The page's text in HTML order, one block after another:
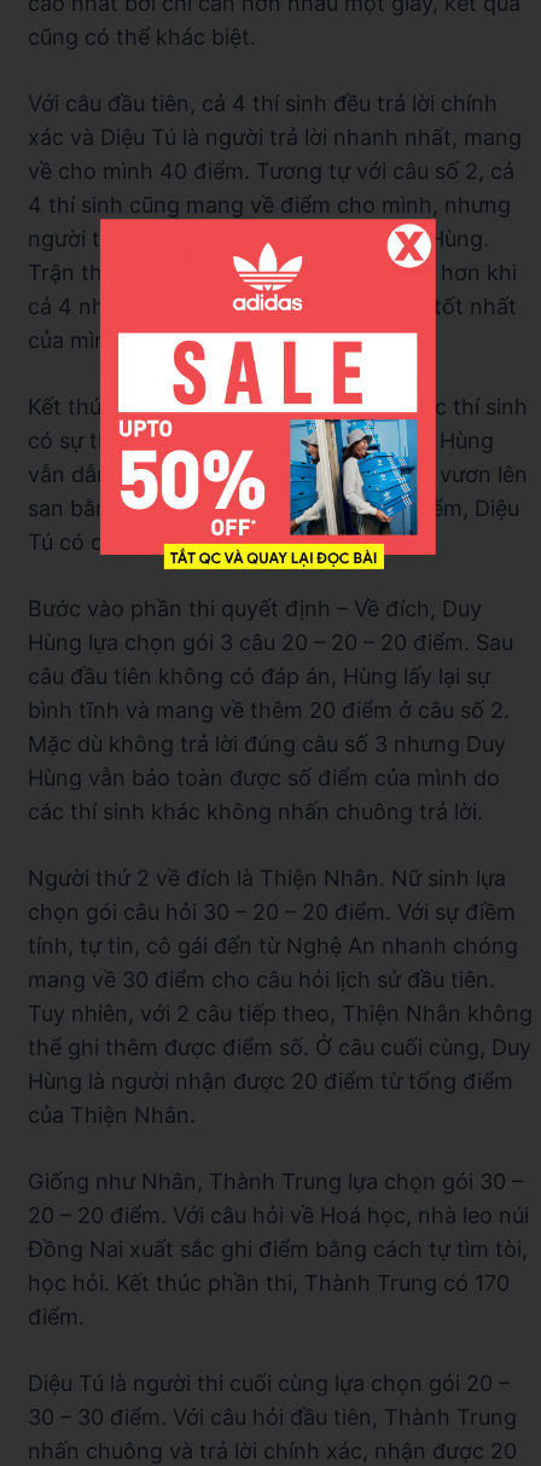
cũng có thể khác biệt.
Với câu đầu tiên, cả 4 thí sinh đều trả lời chính
xác và Diệu Tú là người trả lời nhanh nhất, mang
về cho mình 40 điểm. Tương tự với câu số 2, cả
4 thí sinh cũng mang về điểm cho mình, nhưng
người trả lời nhanh nhất lần này là Duy Hùng.
Trận thi đấu ngày càng trở nên hấp dẫn hơn khi
cả 4 nhà leo núi đều thể hiện phong độ tốt nhất
của mình trong phần thi này.
Kết thúc vòng Tăng tốc, số điểm của các thí sinh
có sự thay đổi vô cùng ngoạn mục. Duy Hùng
vẫn dẫn đầu với 210 điểm, Thành Trung vươn lên
san bằng tỷ số với Thiện Nhân là 130 điểm, Diệu
Tú có cho mình 75 điểm.
Bước vào phần thi quyết định – Về đích, Duy
Hùng lựa chọn gói 3 câu 20 – 20 – 20 điểm. Sau
câu đầu tiên không có đáp án, Hùng lấy lại sự
bình tĩnh và mang về thêm 20 điểm ở câu số 2.
Mặc dù không trả lời đúng câu số 3 nhưng Duy
Hùng vẫn bảo toàn được số điểm của mình do
các thí sinh khác không nhấn chuông trả lời.
Người thứ 2 về đích là Thiện Nhân. Nữ sinh lựa
chọn gói câu hỏi 30 – 20 – 20 điểm. Với sự điềm
tính, tự tin, cô gái đến từ Nghệ An nhanh chóng
mang về 30 điểm cho câu hỏi lịch sử đầu tiên.
Tuy nhiên, với 2 câu tiếp theo, Thiện Nhân không
thể ghi thêm được điểm số. Ở câu cuối cùng, Duy
Hùng là người nhận được 20 điểm từ tổng điểm
của Thiện Nhân.
Giống như Nhân, Thành Trung lựa chọn gói 30 –
20 – 20 điểm. Với câu hỏi về Hoá học, nhà leo núi
Đồng Nai xuất sắc ghi điểm bằng cách tự tìm tòi,
học hỏi. Kết thúc phần thi, Thành Trung có 170
điểm.
Diệu Tú là người thi cuối cùng lựa chọn gói 20 –
30 – 30 điểm. Với câu hỏi đầu tiên, Thành Trung
nhấn chuông và trả lời chính xác, nhận được 20